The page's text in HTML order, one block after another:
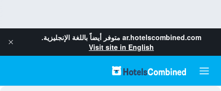
ar.hotelscombined.com متوفر أيضاً باللغة الإنجليزية.
Visit site in English